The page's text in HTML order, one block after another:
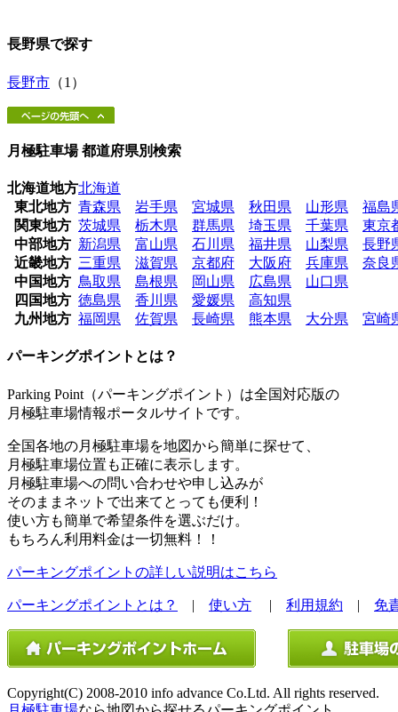
長野県で探す
長野市 （1）
月極駐車場 都道府県別検索
北海道地方北海道
東北地方 青森県 岩手県 宮城県 秋田県 山形県
福島
関東地方 茨城県 栃木県 群馬県 埼玉県 千葉県 東京
中部地方 新潟県 富山県 石川県 福井県 山梨県 長野
近畿地方 三重県 滋賀県 京都府 大阪府 兵庫県 奈良
中国地方 鳥取県 島根県 岡山県 広島県
山口県
四国地方 徳島県 香川県 愛媛県
高知県
九州地方 福岡県 佐賀県 長崎県 熊本県 大分県 宮崎
パーキングポイントとは？
Parking Point（パーキングポイント）は全国対応版の
月極駐車場情報ポータルサイトです。
全国各地の月極駐車場を地図から簡単に探せて、
月極駐車場位置も正確に表示します。
月極駐車場への問い合わせや申し込みが
そのままネットで出来てとっても便利！
使い方も簡単で希望条件を選ぶだけ。
もちろん利用料金は一切無料！！
パーキングポイントの詳しい説明はこちら
パーキングポイントとは？ | 使い方 | 利用規約 | 免
Copyright(C) 2008-2010 info advance Co.Ltd. All rights reserved.